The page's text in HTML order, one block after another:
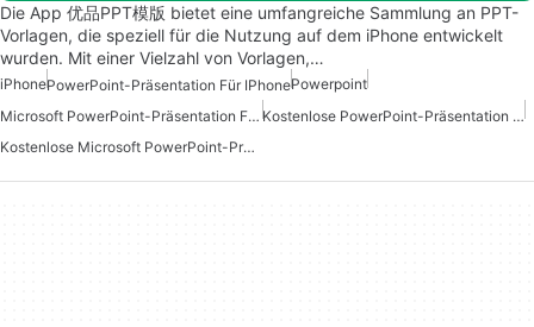
Die App 优品PPT模版 bietet eine umfangreiche Sammlung an PPT-
Vorlagen, die speziell für die Nutzung auf dem iPhone entwickelt
wurden. Mit einer Vielzahl von Vorlagen,…
iPhonePowerPoint-Präsentation Für IPhonePowerpoint
Microsoft PowerPoint-Präsentation Für IPhone
Kostenlose PowerPoint-Präsentation Für IPhone
Kostenlose Microsoft PowerPoint-Präsentation Für IPhone